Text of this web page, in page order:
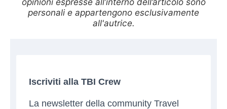
personali e appartengono esclusivamente
all'autrice.
Iscriviti alla TBI Crew
La newsletter della community Travel